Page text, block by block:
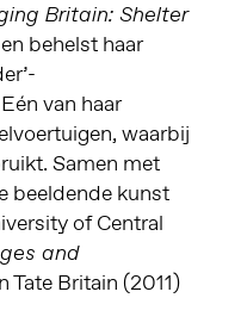
Britain: Shelter
behelst haar
van haar
waarbij
Samen met
beeldende kunst
of Central
and
Tate Britain (2011)